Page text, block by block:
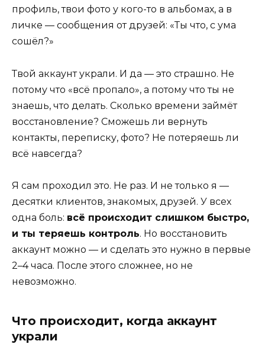
профиль, твои фото у кого-то в альбомах, а в
личке — сообщения от друзей: «Ты что, с ума
сошёл?»
Твой аккаунт украли. И да — это страшно. Не
потому что «всё пропало», а потому что ты не
знаешь, что делать. Сколько времени займёт
восстановление? Сможешь ли вернуть
контакты, переписку, фото? Не потеряешь ли
всё навсегда?
Я сам проходил это. Не раз. И не только я —
десятки клиентов, знакомых, друзей. У всех
одна боль: всё происходит слишком быстро,
и ты теряешь контроль. Но восстановить
аккаунт можно — и сделать это нужно в первые
2–4 часа. После этого сложнее, но не
невозможно.
Что происходит, когда аккаунт
украли